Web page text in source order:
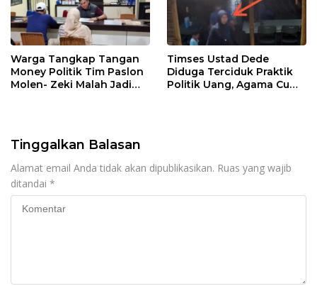
Warga Tangkap Tangan
Money Politik Tim Paslon
Molen- Zeki Malah Jadi
Timses Ustad Dede
Diduga Terciduk Praktik
Politik Uang, Agama Cuma
Tinggalkan Balasan
Alamat email Anda tidak akan dipublikasikan. Ruas yang wajib
ditandai *